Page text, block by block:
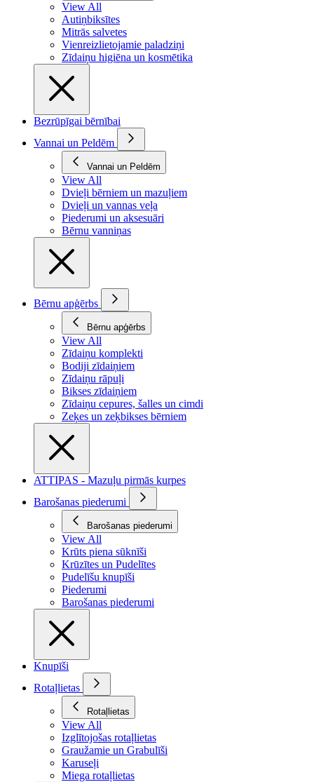
View All
Autiņbiksītes
Mitrās salvetes
Vienreizlietojamie paladziņi
Zīdaiņu higiēna un kosmētika
Bezrūpīgai bērnībai
Vannai un Peldēm
Vannai un Peldēm
View All
Dvieļi bērniem un mazuļiem
Dvieļi un vannas veļa
Piederumi un aksesuāri
Bērnu vanniņas
Bērnu apģērbs
Bērnu apģērbs
View All
Zīdaiņu komplekti
Bodiji zīdaiņiem
Zīdaiņu rāpuļi
Bikses zīdaiņiem
Zīdaiņu cepures, šalles un cimdi
Zeķes un zeķbikses bērniem
ATTIPAS - Mazuļu pirmās kurpes
Barošanas piederumi
Barošanas piederumi
View All
Krūts piena sūknīši
Krūzītes un Pudelītes
Pudelīšu knupīši
Piederumi
Barošanas piederumi
Knupīši
Rotaļlietas
Rotaļlietas
View All
Izglītojošas rotaļlietas
Graužamie un Grabulīši
Karuseļi
Miega rotaļlietas